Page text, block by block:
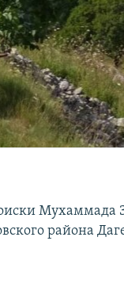
Мухаммада
района